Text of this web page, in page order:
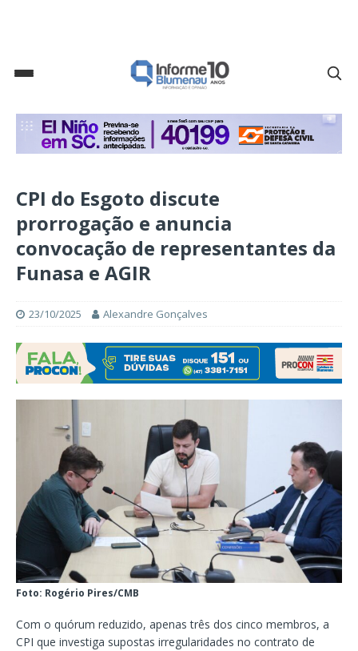
CPI do Esgoto discute
prorrogação e anuncia
convocação de representantes da
Funasa e AGIR
23/10/2025 Alexandre Gonçalves
Foto: Rogério Pires/CMB
Com o quórum reduzido, apenas três dos cinco membros, a
CPI que investiga supostas irregularidades no contrato de